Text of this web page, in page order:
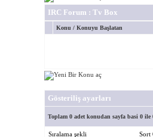
IRC Forum : Tv Box
Konu / Konuyu Başlatan
Gösteriliş ayarları
Toplam 0 adet konudan sayfa basi 0
Sıralama şekli Sort